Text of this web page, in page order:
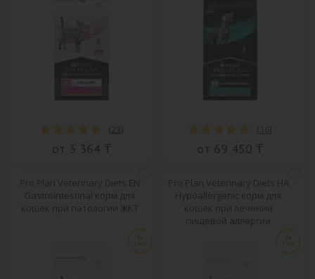
( 23)
от 3 364 ₸
( 16)
от 69 450 ₸
Pro Plan Veterinary Diets EN
Gastrointestinal корм для
кошек при патологии ЖКТ
Pro Plan Veterinary Diets HA
Hypoallergenic корм для
кошек при лечении
пищевой аллергии